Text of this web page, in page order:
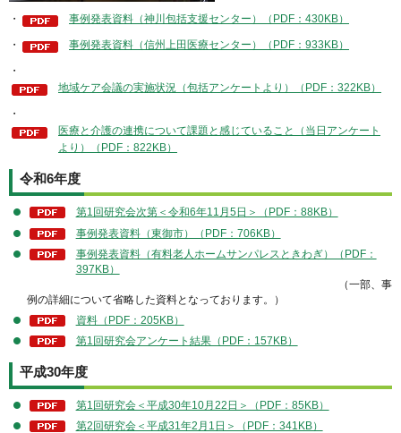
・ 事例発表資料（神川包括支援センター）（PDF：430KB）
・ 事例発表資料（信州上田医療センター）（PDF：933KB）
・
地域ケア会議の実施状況（包括アンケートより）（PDF：322KB）
・
医療と介護の連携について課題と感じていること（当日アンケート
より）（PDF：822KB）
令和6年度
第1回研究会次第＜令和6年11月5日＞（PDF：88KB）
事例発表資料（東御市）（PDF：706KB）
事例発表資料（有料老人ホームサンパレスときわぎ）（PDF：
397KB）
（一部、事
例の詳細について省略した資料となっております。）
資料（PDF：205KB）
第1回研究会アンケート結果（PDF：157KB）
平成30年度
第1回研究会＜平成30年10月22日＞（PDF：85KB）
第2回研究会＜平成31年2月1日＞（PDF：341KB）